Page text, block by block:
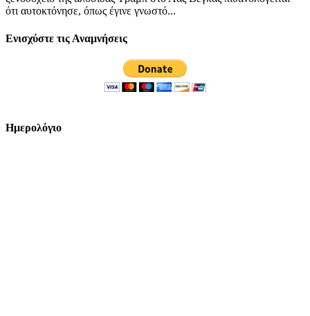
ότι αυτοκτόνησε, όπως έγινε γνωστό...
Ενισχύστε τις Αναμνήσεις
Ημερολόγιο